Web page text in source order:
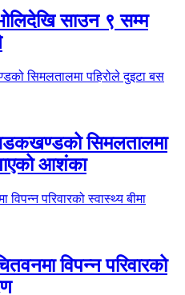
साउन ९ सम्म
सिमलतालमा
आशंका
विपन्न परिवारको